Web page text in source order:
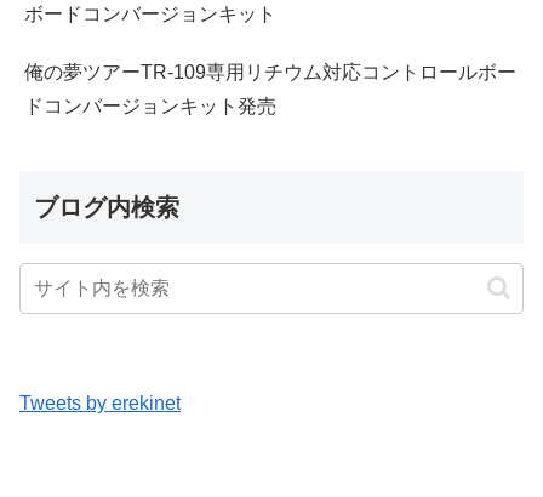
ボードコンバージョンキット
俺の夢ツアーTR-109専用リチウム対応コントロールボー
ドコンバージョンキット発売
ブログ内検索
Tweets by erekinet